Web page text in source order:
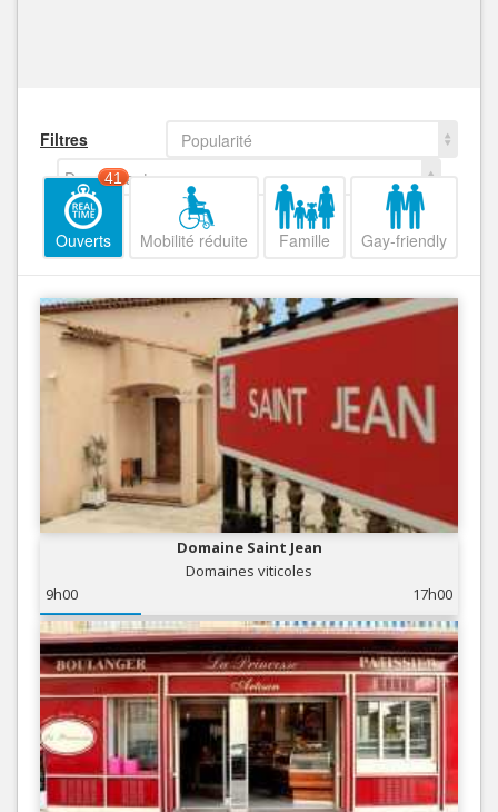
Filtres
Popularité
Decroissant
Ouverts
41
Mobilité réduite Famille Gay-friendly
Domaine Saint Jean
Domaines viticoles
9h00
17h00